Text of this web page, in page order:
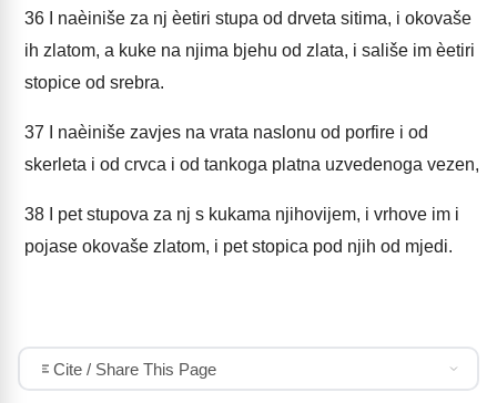
36 I naèiniše za nj èetiri stupa od drveta sitima, i okovaše
ih zlatom, a kuke na njima bjehu od zlata, i sališe im èetiri
stopice od srebra.
37 I naèiniše zavjes na vrata naslonu od porfire i od
skerleta i od crvca i od tankoga platna uzvedenoga vezen,
38 I pet stupova za nj s kukama njihovijem, i vrhove im i
pojase okovaše zlatom, i pet stopica pod njih od mjedi.
Cite / Share This Page